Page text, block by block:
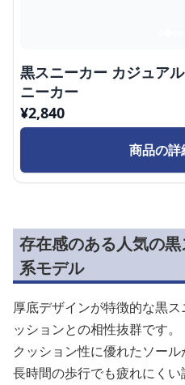
黒スニーカー カジュア
ニーカー
¥2,840
商品の詳
存在感のある人気の
系モデル
厚底デザインが特徴的な黒
ッションとの相性抜群です。
クッション性に優れたソール
長時間の歩行でも疲れにくい